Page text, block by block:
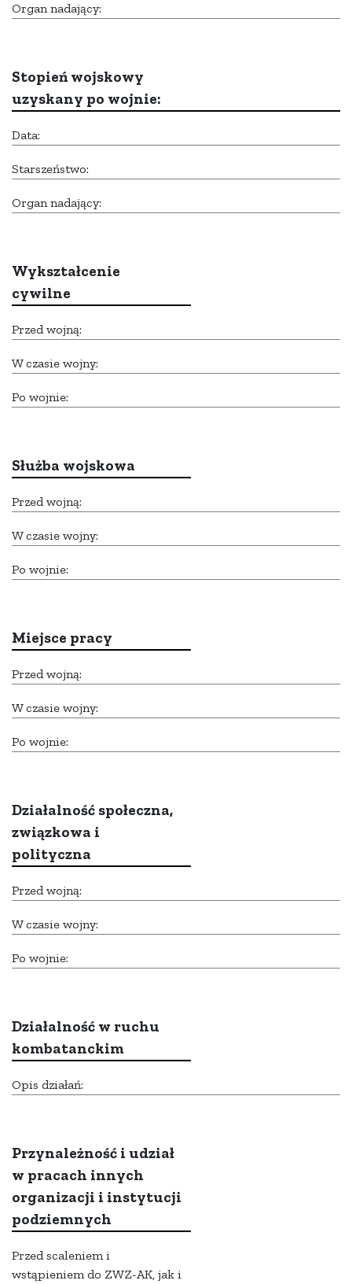
Organ nadający:
Stopień wojskowy
uzyskany po wojnie:
Data:
Starszeństwo:
Organ nadający:
Wykształcenie
cywilne
Przed wojną:
W czasie wojny:
Po wojnie:
Służba wojskowa
Przed wojną:
W czasie wojny:
Po wojnie:
Miejsce pracy
Przed wojną:
W czasie wojny:
Po wojnie:
Działalność społeczna,
związkowa i
polityczna
Przed wojną:
W czasie wojny:
Po wojnie:
Działalność w ruchu
kombatanckim
Opis działań:
Przynależność i udział
w pracach innych
organizacji i instytucji
podziemnych
Przed scaleniem i
wstąpieniem do ZWZ-AK, jak i